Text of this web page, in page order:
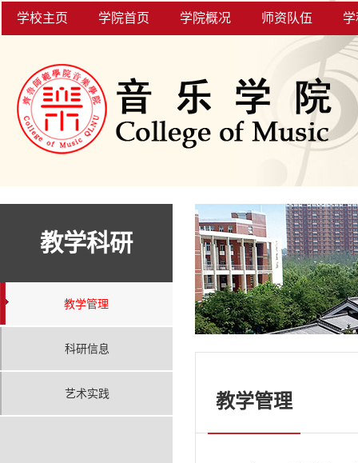
学校主页 学院首页 学院概况 师资队伍
教学科研
教学管理
科研信息
艺术实践 教学管理